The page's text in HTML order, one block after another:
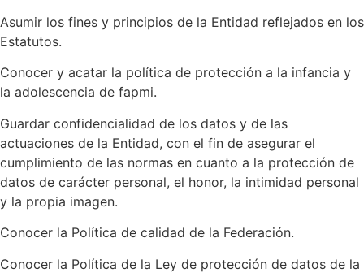
Asumir los fines y principios de la Entidad reflejados en los
Estatutos.
Conocer y acatar la política de protección a la infancia y
la adolescencia de fapmi.
Guardar confidencialidad de los datos y de las
actuaciones de la Entidad, con el fin de asegurar el
cumplimiento de las normas en cuanto a la protección de
datos de carácter personal, el honor, la intimidad personal
y la propia imagen.
Conocer la Política de calidad de la Federación.
Conocer la Política de la Ley de protección de datos de la